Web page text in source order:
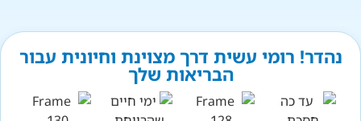
נהדר! רומי עשית דרך מצוינת וחיונית עבור
הבריאות שלך